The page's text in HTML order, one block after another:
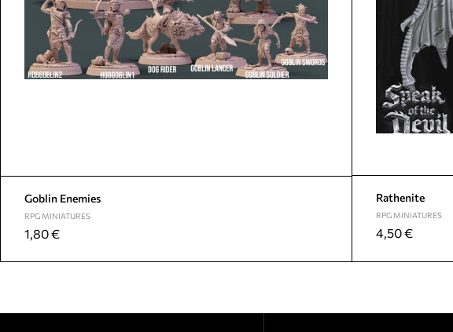
Goblin Enemies
RPG MINIATURES
1,80€
Rathenite
RPG MINIATURES
4,50€